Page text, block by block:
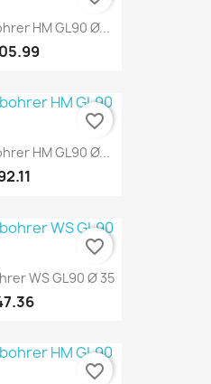
HM GL90 Ø...
HM GL90 Ø...
favorite_border
WS GL90 Ø 35
favorite_border
favorite_border